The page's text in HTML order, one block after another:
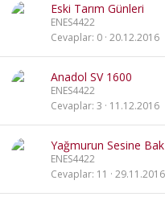
Eski Tarım Günleri
ENES4422
Cevaplar 0 20.12.2016
Anadol SV 1600
ENES4422
Cevaplar 3 11.12.2016
Yağmurun Sesine
ENES4422
Cevaplar 11 29.11.2016